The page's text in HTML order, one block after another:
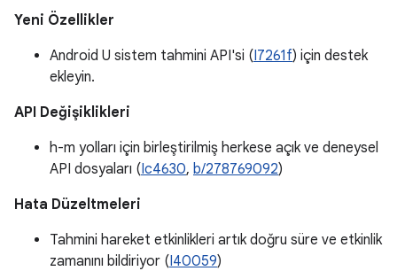
Yeni Özellikler
Android U sistem tahmini API'si (I7261f) için destek
ekleyin.
API Değişiklikleri
h-m yolları için birleştirilmiş herkese açık ve deneysel
API dosyaları (Ic4630, b/278769092)
Hata Düzeltmeleri
Tahmini hareket etkinlikleri artık doğru süre ve etkinlik
zamanını bildiriyor (I40059)